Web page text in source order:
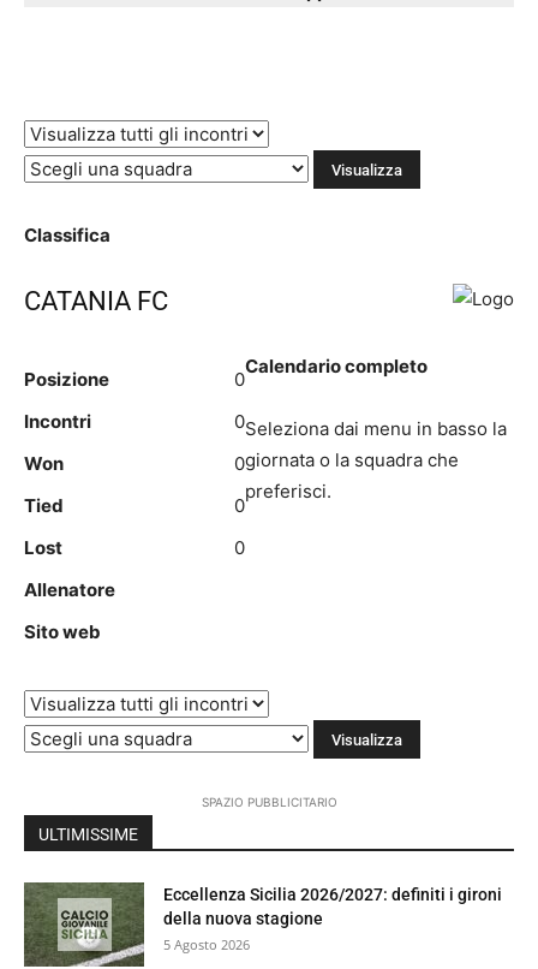
Classifica
CATANIA FC
Posizione
0
Incontri
0
Won
0
Tied
0
Lost
0
Allenatore
Sito web
Calendario completo
Seleziona dai menu in basso la
giornata o la squadra che
preferisci.
SPAZIO PUBBLICITARIO
ULTIMISSIME
Eccellenza Sicilia 2026/2027: definiti i gironi
della nuova stagione
5 Agosto 2026